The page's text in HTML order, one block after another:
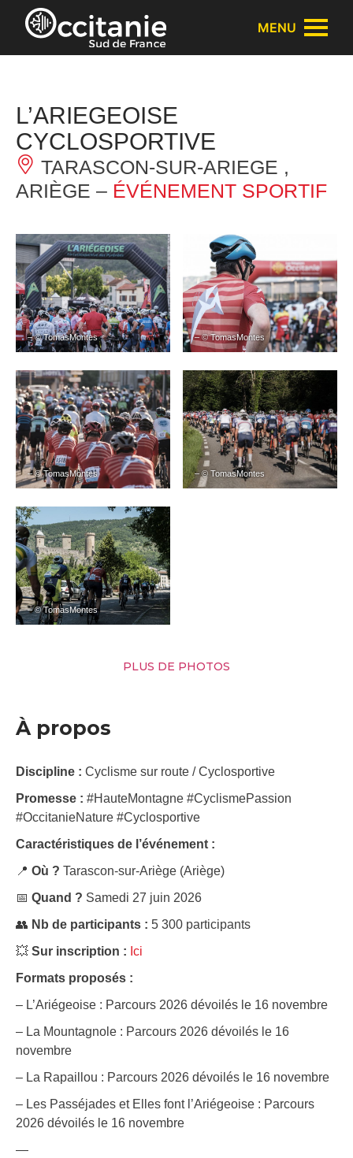
Panneau de gestion des cookies
MENU
L’ARIEGEOISE
CYCLOSPORTIVE
TARASCON-SUR-ARIEGE ,
ARIÈGE – ÉVÉNEMENT SPORTIF
– © TomasMontes – © TomasMontes
– © TomasMontes – © TomasMontes
– © TomasMontes
PLUS DE PHOTOS
À propos
Discipline : Cyclisme sur route / Cyclosportive
Promesse : #HauteMontagne #CyclismePassion
#OccitanieNature #Cyclosportive
Caractéristiques de l’événement :
📍 Où ? Tarascon-sur-Ariège (Ariège)
📅 Quand ? Samedi 27 juin 2026
👥 Nb de participants : 5 300 participants
💥 Sur inscription : Ici
Formats proposés :
– L’Ariégeoise : Parcours 2026 dévoilés le 16 novembre
– La Mountagnole : Parcours 2026 dévoilés le 16
novembre
– La Rapaillou : Parcours 2026 dévoilés le 16 novembre
– Les Passéjades et Elles font l’Ariégeoise : Parcours
2026 dévoilés le 16 novembre
—